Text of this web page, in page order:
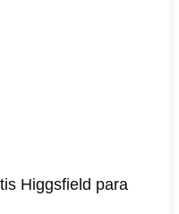
Higgsfield para